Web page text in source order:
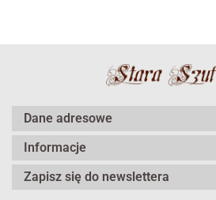
Dane adresowe
Informacje
Zapisz się do newslettera